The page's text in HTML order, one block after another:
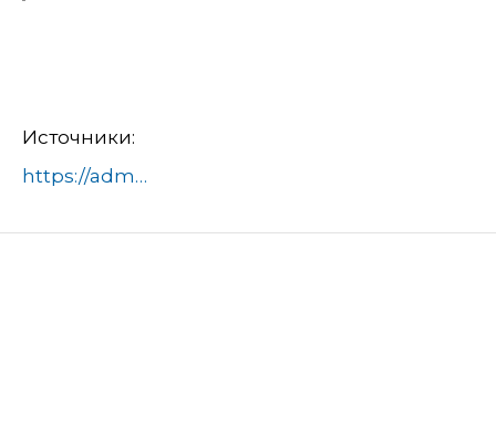
Источники:
https://admhimki.ru/novosti/:id79214